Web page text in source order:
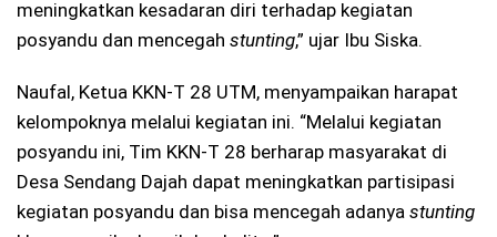
meningkatkan kesadaran diri terhadap kegiatan
posyandu dan mencegah stunting,” ujar Ibu Siska.
Naufal, Ketua KKN-T 28 UTM, menyampaikan harapat
kelompoknya melalui kegiatan ini. “Melalui kegiatan
posyandu ini, Tim KKN-T 28 berharap masyarakat di
Desa Sendang Dajah dapat meningkatkan partisipasi
kegiatan posyandu dan bisa mencegah adanya stunting